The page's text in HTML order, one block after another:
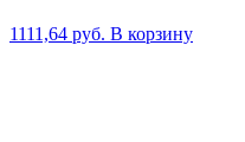
1111,64 руб. В корзину